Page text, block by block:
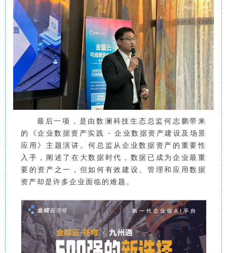
最后一项，是由数澜科技生态总监何志鹏带来
的《企业数据资产实践 - 企业数据资产建设及场景
应用》主题演讲。何总监从企业数据资产的重要性
入手，阐述了在大数据时代，数据已成为企业最重
要的资产之一，但如何有效建设、管理和应用数据
资产却是许多企业面临的难题。